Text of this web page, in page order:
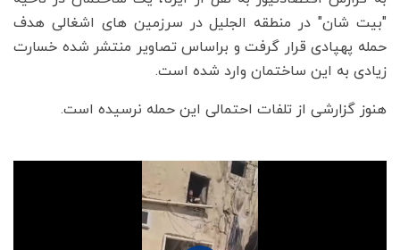
"بیت شان" در منطقه الجلیل در سرزمین های اشغالی هدف
حمله پهپادی قرار گرفت و براساس تصاویر منتشر شده خسارت
زیادی به این ساختمان وارد شده است.
هنوز گزارشی از تلفات احتمالی این حمله نرسیده است.